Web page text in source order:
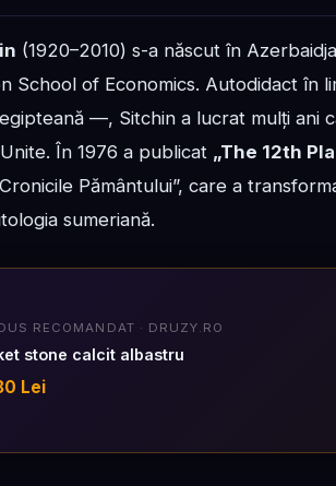
(1920–2010) s-a născut în
School of Economics. Autodidact în
—, Sitchin a lucrat mulți ani
În 1976 a publicat „The 12th
Pământului”, care a
sumeriană.
RECOMANDAT · DRUZY.RO
stone calcit albastru
Lei